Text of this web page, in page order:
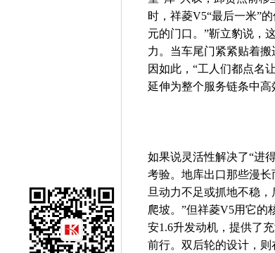
时，祥菱V5“最后一米”
元的门口。”靳立豹说，
力。当车尾门紧紧贴着
因如此，“工人们都点名
延伸为整个服务链条中高
如果说灵活性解决了“进
考验。地库出口那些漫
旦动力不足或抓地不稳
爬坡。”但祥菱V5用它的
安1.6升发动机，提供了
前行。双后轮的设计，